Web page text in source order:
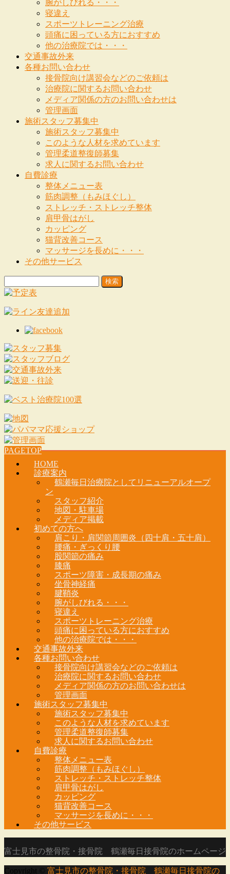
腕がしびれる・・・
寝違え
スポーツトレーニング治療
頭痛に困っている方におすすめ
他の治療院では・・・
交通事故外来
各種お問い合わせ
接骨院向け講習会などのご依頼は
治療院に関するお問い合わせ
メディア関係の方のお問い合わせは
管理画面
施術スタッフ募集中
施術スタッフ募集中
このような人材を求めています
管理柔道整復師募集
求人に関するお問い合わせ
自費診療
整体メニュー表
筋肉調整（もみほぐし）
ストレッチ・ストレッチ整体
肩甲骨はがし
カッピング
猫背改善コース
マッサージを長めに・・・
その他サービス
索:
PAGETOP
HOME
診療案内
鶴瀬毎日治療院としてリニューアルオープ
ン
スタッフ紹介
地図・駐車場
メディア掲載
初めての方へ
肩こり・肩関節周囲炎（四十肩・五十肩）
腰痛・ぎっくり腰
股関節の痛み
膝痛
スポーツ障害・成長期の痛み
坐骨神経痛
腱鞘炎
腕がしびれる・・・
寝違え
スポーツトレーニング治療
頭痛に困っている方におすすめ
他の治療院では・・・
交通事故外来
各種お問い合わせ
接骨院向け講習会などのご依頼は
治療院に関するお問い合わせ
メディア関係の方のお問い合わせは
管理画面
施術スタッフ募集中
施術スタッフ募集中
このような人材を求めています
管理柔道整復師募集
求人に関するお問い合わせ
自費診療
整体メニュー表
筋肉調整（もみほぐし）
ストレッチ・ストレッチ整体
肩甲骨はがし
カッピング
猫背改善コース
マッサージを長めに・・・
その他サービス
富士見市の整骨院・接骨院 鶴瀬毎日接骨院のホームページ
Copyright © 富士見市の整骨院・接骨院 鶴瀬毎日接骨院の